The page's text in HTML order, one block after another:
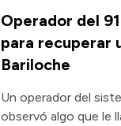
Operador del
para recuperar
Bariloche
Un operador del
observó algo que le